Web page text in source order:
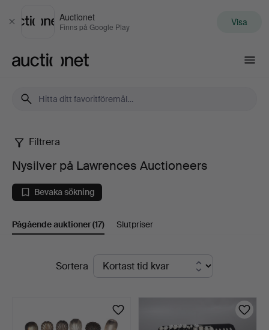
Stäng
Auctionet
Finns på Google Play Visa
Nysilver
på
Lawrences
Auctioneers
Filtrera
Nysilver på Lawrences Auctioneers
Bevaka sökning
Pågående auktioner(17) Slutpriser
PågåendeSortera